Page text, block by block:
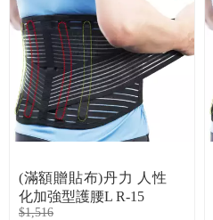
購物流程
會員專區
常見問題
(滿額贈貼布)丹力 人性
化加強型護腰L R-15
$1,516